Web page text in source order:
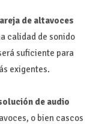
de altavoces
calidad de sonido
suficiente para
exigentes.
de audio
o bien cascos